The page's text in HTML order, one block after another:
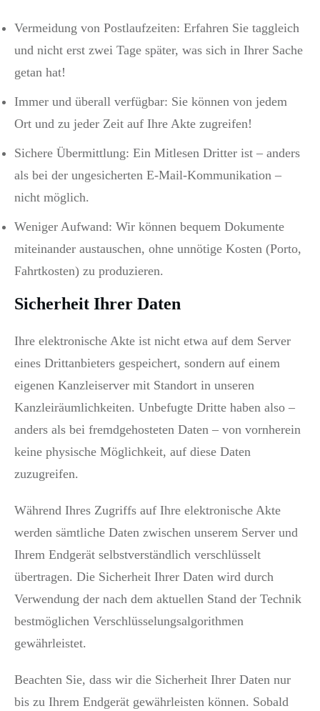
Vermeidung von Postlaufzeiten: Erfahren Sie taggleich
und nicht erst zwei Tage später, was sich in Ihrer Sache
getan hat!
Immer und überall verfügbar: Sie können von jedem
Ort und zu jeder Zeit auf Ihre Akte zugreifen!
Sichere Übermittlung: Ein Mitlesen Dritter ist – anders
als bei der ungesicherten E-Mail-Kommunikation –
nicht möglich.
Weniger Aufwand: Wir können bequem Dokumente
miteinander austauschen, ohne unnötige Kosten (Porto,
Fahrtkosten) zu produzieren.
Sicherheit Ihrer Daten
Ihre elektronische Akte ist nicht etwa auf dem Server
eines Drittanbieters gespeichert, sondern auf einem
eigenen Kanzleiserver mit Standort in unseren
Kanzleiräumlichkeiten. Unbefugte Dritte haben also –
anders als bei fremdgehosteten Daten – von vornherein
keine physische Möglichkeit, auf diese Daten
zuzugreifen.
Während Ihres Zugriffs auf Ihre elektronische Akte
werden sämtliche Daten zwischen unserem Server und
Ihrem Endgerät selbstverständlich verschlüsselt
übertragen. Die Sicherheit Ihrer Daten wird durch
Verwendung der nach dem aktuellen Stand der Technik
bestmöglichen Verschlüsselungsalgorithmen
gewährleistet.
Beachten Sie, dass wir die Sicherheit Ihrer Daten nur
bis zu Ihrem Endgerät gewährleisten können. Sobald